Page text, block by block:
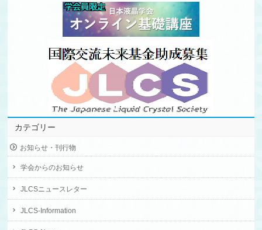
カテゴリー
お知らせ・刊行物
学会からのお知らせ
JLCSニュースレター
JLCS-Information